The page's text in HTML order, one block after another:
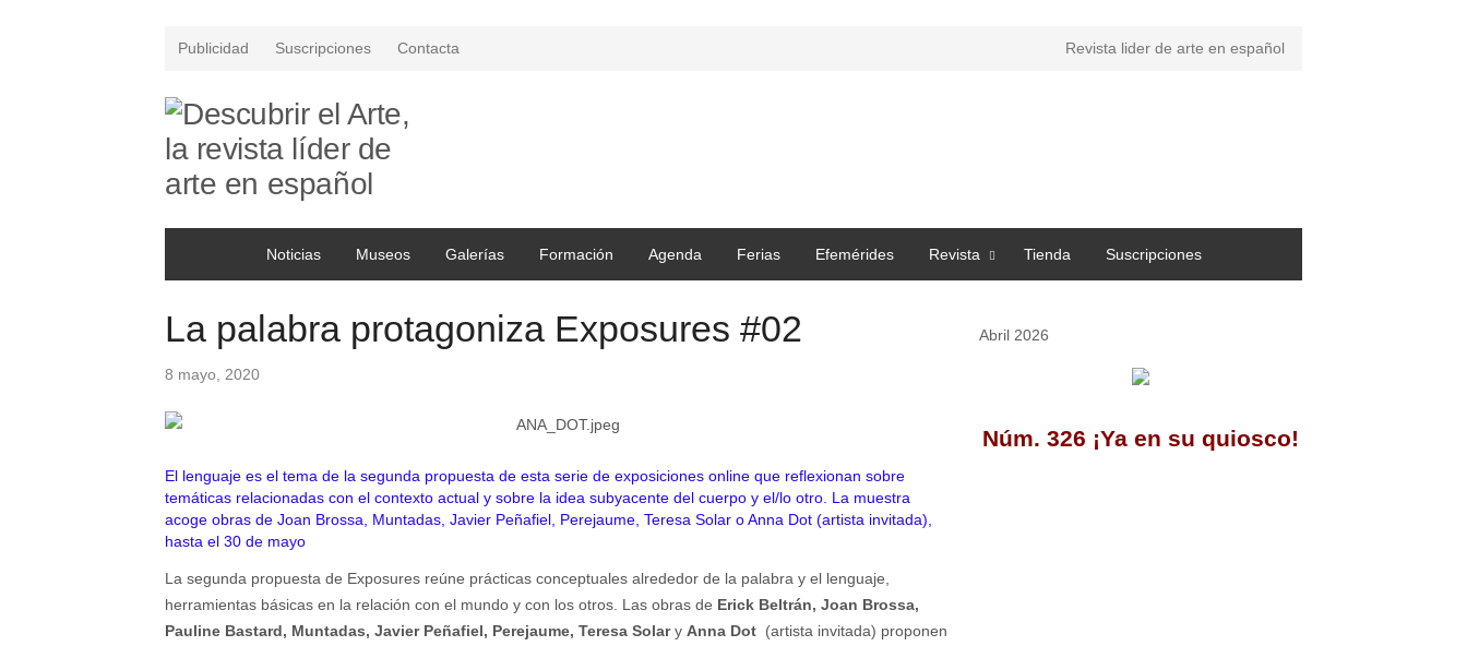
Publicidad Suscripciones Contacta Revista lider de arte en español
Noticias Museos Galerías Formación Agenda Ferias Efemérides Revista Tienda Suscripciones
La palabra protagoniza Exposures #02
8 mayo, 2020
El lenguaje es el tema de la segunda propuesta de esta serie de exposiciones online que reflexionan sobre
temáticas relacionadas con el contexto actual y sobre la idea subyacente del cuerpo y el/lo otro. La muestra
acoge obras de Joan Brossa, Muntadas, Javier Peñafiel, Perejaume, Teresa Solar o Anna Dot (artista invitada),
hasta el 30 de mayo
La segunda propuesta de Exposures reúne prácticas conceptuales alrededor de la palabra y el lenguaje,
herramientas básicas en la relación con el mundo y con los otros. Las obras de Erick Beltrán, Joan Brossa,
Pauline Bastard, Muntadas, Javier Peñafiel, Perejaume, Teresa Solary Anna Dot (artista invitada) proponen
Abril 2026
Núm. 326 ¡Ya en su quiosco!